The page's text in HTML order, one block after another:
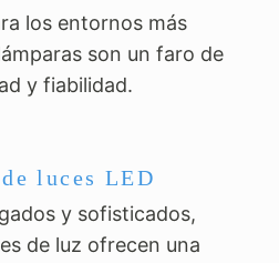
los entornos más
son un faro de
y fiabilidad.
luces LED
y sofisticados,
de luz ofrecen una